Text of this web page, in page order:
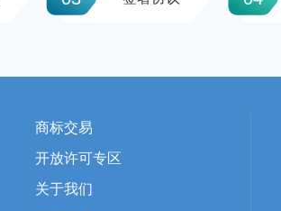
商标交易
开放许可专区
关于我们